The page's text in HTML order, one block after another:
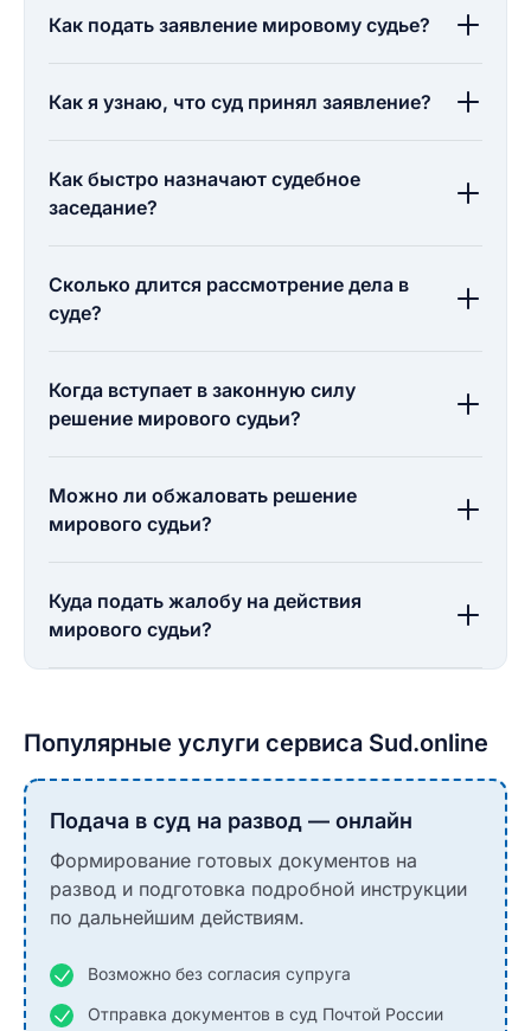
Как подать заявление мировому судье?
Как я узнаю, что суд принял заявление?
Как быстро назначают судебное
заседание?
Сколько длится рассмотрение дела в
суде?
Когда вступает в законную силу
решение мирового судьи?
Можно ли обжаловать решение
мирового судьи?
Куда подать жалобу на действия
мирового судьи?
Популярные услуги сервиса Sud.online
Подача в суд на развод — онлайн
Формирование готовых документов на
развод и подготовка подробной инструкции
по дальнейшим действиям.
Возможно без согласия супруга
Отправка документов в суд Почтой России